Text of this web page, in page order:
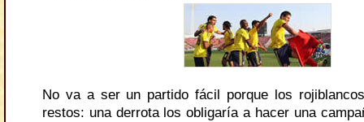
No va a ser un partido fácil porque los
restos: una derrota los obligaría a hacer una